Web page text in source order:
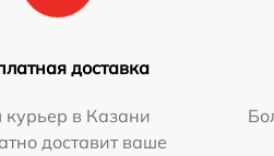
доставка
в Казани
доставит ваше